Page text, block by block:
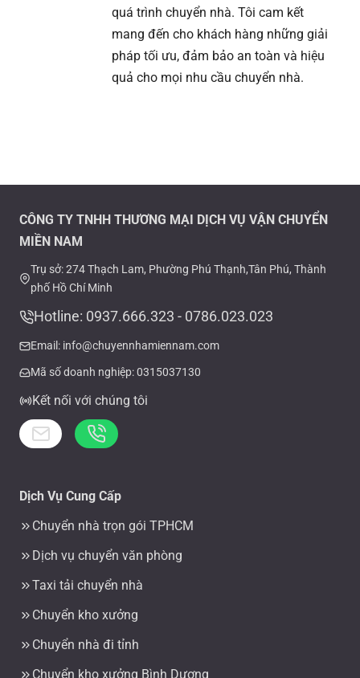
quá trình chuyển nhà. Tôi cam kết
mang đến cho khách hàng những giải
pháp tối ưu, đảm bảo an toàn và hiệu
quả cho mọi nhu cầu chuyển nhà.
CÔNG TY TNHH THƯƠNG MẠI DỊCH VỤ VẬN CHUYỂN
MIỀN NAM
Trụ sở: 274 Thạch Lam, Phường Phú Thạnh,Tân Phú, Thành
phố Hồ Chí Minh
Hotline: 0937.666.323 - 0786.023.023
Email: info@chuyennhamiennam.com
Mã số doanh nghiệp: 0315037130
Kết nối với chúng tôi
Dịch Vụ Cung Cấp
Chuyển nhà trọn gói TPHCM
Dịch vụ chuyển văn phòng
Taxi tải chuyển nhà
Chuyển kho xưởng
Chuyển nhà đi tỉnh
Chuyển kho xưởng Bình Dương